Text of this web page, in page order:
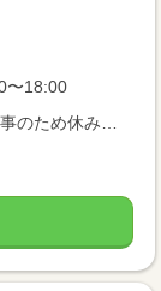
〜18:00